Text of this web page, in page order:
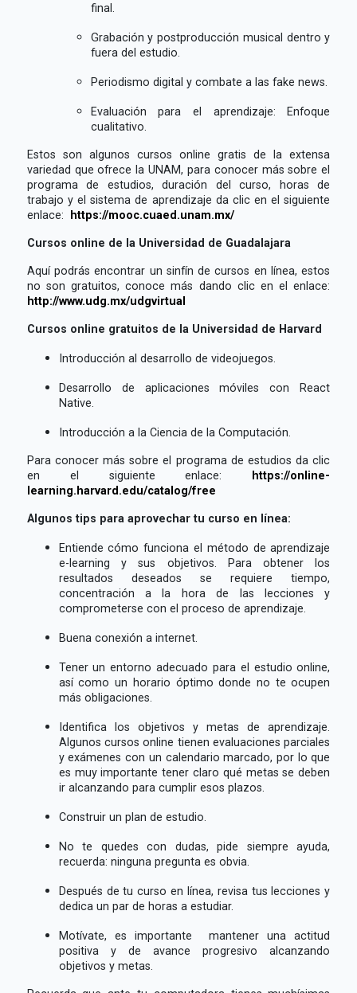
final.
Grabación y postproducción musical dentro y
fuera del estudio.
Periodismo digital y combate a las fake news.
Evaluación para el aprendizaje: Enfoque
cualitativo.
Estos son algunos cursos online gratis de la extensa
variedad que ofrece la UNAM, para conocer más sobre el
programa de estudios, duración del curso, horas de
trabajo y el sistema de aprendizaje da clic en el siguiente
enlace: https://mooc.cuaed.unam.mx/
Cursos online de la Universidad de Guadalajara
Aquí podrás encontrar un sinfín de cursos en línea, estos
no son gratuitos, conoce más dando clic en el enlace:
http://www.udg.mx/udgvirtual
Cursos online gratuitos de la Universidad de Harvard
Introducción al desarrollo de videojuegos.
Desarrollo de aplicaciones móviles con React
Native.
Introducción a la Ciencia de la Computación.
Para conocer más sobre el programa de estudios da clic
en el siguiente enlace: https://online-
learning.harvard.edu/catalog/free
Algunos tips para aprovechar tu curso en línea:
Entiende cómo funciona el método de aprendizaje
e-learning y sus objetivos. Para obtener los
resultados deseados se requiere tiempo,
concentración a la hora de las lecciones y
comprometerse con el proceso de aprendizaje.
Buena conexión a internet.
Tener un entorno adecuado para el estudio online,
así como un horario óptimo donde no te ocupen
más obligaciones.
Identifica los objetivos y metas de aprendizaje.
Algunos cursos online tienen evaluaciones parciales
y exámenes con un calendario marcado, por lo que
es muy importante tener claro qué metas se deben
ir alcanzando para cumplir esos plazos.
Construir un plan de estudio.
No te quedes con dudas, pide siempre ayuda,
recuerda: ninguna pregunta es obvia.
Después de tu curso en línea, revisa tus lecciones y
dedica un par de horas a estudiar.
Motívate, es importante mantener una actitud
positiva y de avance progresivo alcanzando
objetivos y metas.